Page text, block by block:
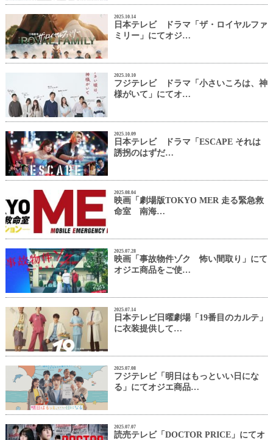
2025.10.14
日本テレビ ドラマ「ザ・ロイヤルファ
ミリー」にてオジ…
2025.10.10
フジテレビ ドラマ「小さいころは、神
様がいて」にてオ…
2025.10.09
日本テレビ ドラマ「ESCAPE それは
誘拐のはずだ…
2025.08.04
映画「劇場版TOKYO MER 走る緊急救
命室 南海…
2025.07.28
映画「事故物件ゾク 怖い間取り」にて
オジエ商品をご使…
2025.07.14
日本テレビ日曜劇場「19番目のカルテ」
に衣装提供して…
2025.07.08
フジテレビ「明日はもっといい日にな
る」にてオジエ商品…
2025.07.07
読売テレビ「DOCTOR PRICE」にてオ